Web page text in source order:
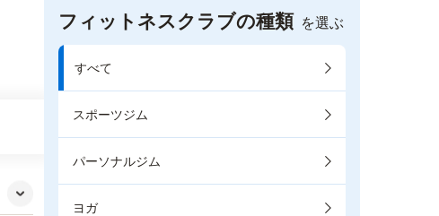
フィットネスクラブの種類 を選ぶ
すべて
スポーツジム
パーソナルジム
ヨガ